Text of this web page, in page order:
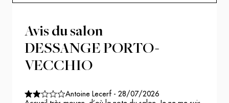
Avis du salon
DESSANGE PORTO-
VECCHIO
Antoine Lecerf - 28/07/2026